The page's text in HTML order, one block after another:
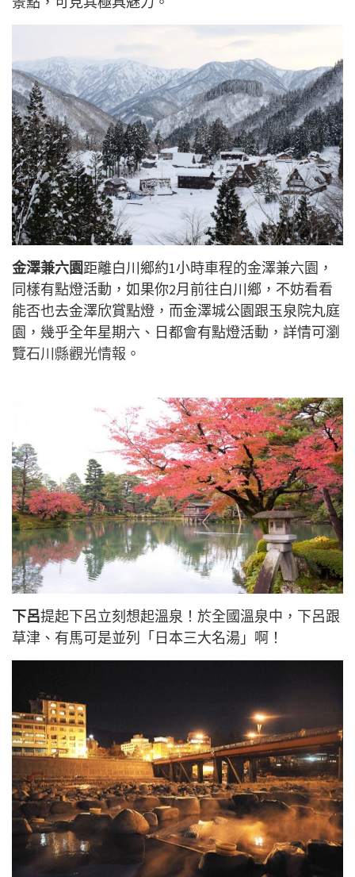
金澤兼六園距離白川鄉約1小時車程的金澤兼六園，
同樣有點燈活動，如果你2月前往白川鄉，不妨看看
能否也去金澤欣賞點燈，而金澤城公園跟玉泉院丸庭
園，幾乎全年星期六、日都會有點燈活動，詳情可瀏
覽石川縣觀光情報 。
下呂提起下呂立刻想起溫泉！於全國溫泉中，下呂跟
草津、有馬可是並列「日本三大名湯」啊！